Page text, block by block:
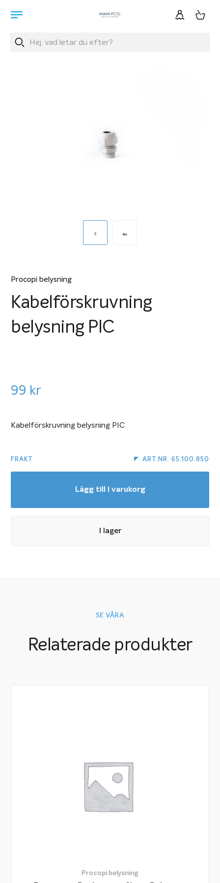
Procopi belysning
Kabelförskruvning
belysning PIC
99 kr
Kabelförskruvning belysning PIC
FRAKT ART.NR. 65.100.850
Lägg till i varukorg
I lager
SE VÅRA
Relaterade produkter
Procopi belysning